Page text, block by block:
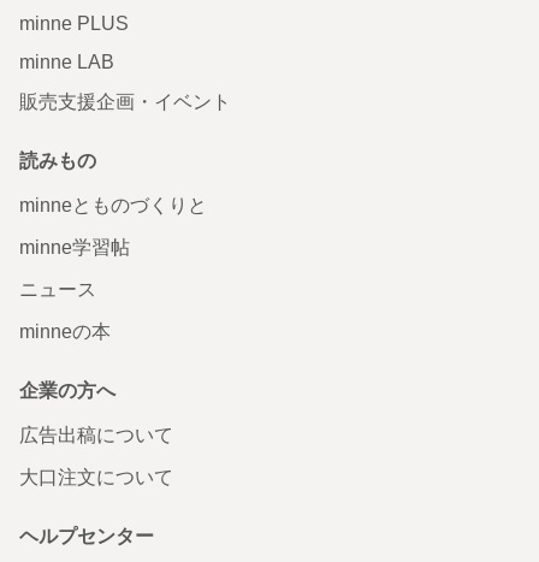
minne PLUS
minne LAB
販売支援企画・イベント
読みもの
minneとものづくりと
minne学習帖
ニュース
minneの本
企業の方へ
広告出稿について
大口注文について
ヘルプセンター